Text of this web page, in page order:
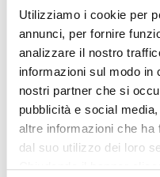
Utilizziamo i cookie per
annunci, per fornire
analizzare il nostro
informazioni sul modo in
nostri partner che si
pubblicità e social
altre informazioni che ha
dal suo utilizzo dei loro
Chiudendo il banner
NEWSLETTER
Video/Audio
Appuntamenti
〉 Confedilizia